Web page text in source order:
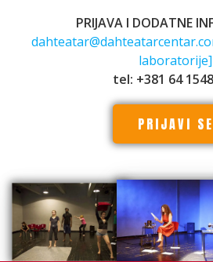
PRIJAVA I DODATNE
laboratorije]
tel: +381 64
PRIJAVI SE